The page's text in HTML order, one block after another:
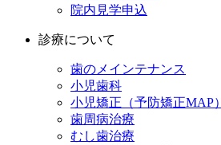
院内見学申込
診療について
歯のメインテナンス
小児歯科
小児矯正（予防矯正MAP）
歯周病治療
むし歯治療